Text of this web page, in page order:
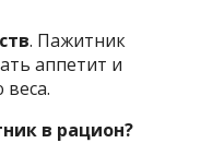
. Пажитник
аппетит и
в рацион?